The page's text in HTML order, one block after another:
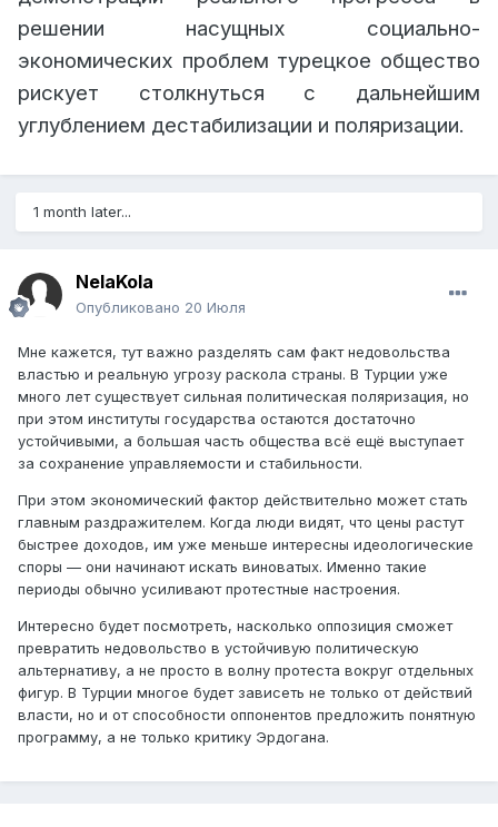
решении насущных социально-
экономических проблем турецкое общество
рискует столкнуться с дальнейшим
углублением дестабилизации и поляризации.
1 month later...
NelaKola
Опубликовано 20 Июля
Мне кажется, тут важно разделять сам факт недовольства
властью и реальную угрозу раскола страны. В Турции уже
много лет существует сильная политическая поляризация, но
при этом институты государства остаются достаточно
устойчивыми, а большая часть общества всё ещё выступает
за сохранение управляемости и стабильности.
При этом экономический фактор действительно может стать
главным раздражителем. Когда люди видят, что цены растут
быстрее доходов, им уже меньше интересны идеологические
споры — они начинают искать виноватых. Именно такие
периоды обычно усиливают протестные настроения.
Интересно будет посмотреть, насколько оппозиция сможет
превратить недовольство в устойчивую политическую
альтернативу, а не просто в волну протеста вокруг отдельных
фигур. В Турции многое будет зависеть не только от действий
власти, но и от способности оппонентов предложить понятную
программу, а не только критику Эрдогана.